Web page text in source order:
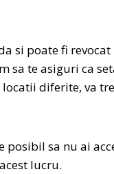
si poate fi
sa te asiguri ca
diferite, va
posibil sa nu ai
lucru.